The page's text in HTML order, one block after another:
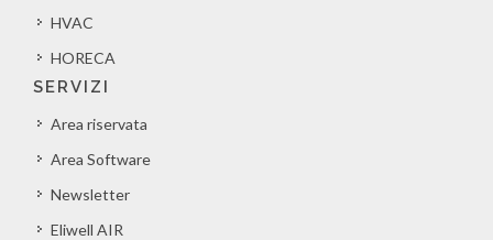
HVAC
HORECA
SERVIZI
Area riservata
Area Software
Newsletter
Eliwell AIR